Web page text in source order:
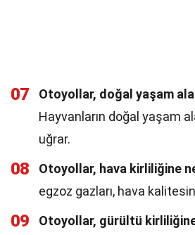
07
Otoyollar, doğal yaşam
Hayvanların doğal yaşam
uğrar.
08 Otoyollar, hava kirliliğine
egzoz gazları, hava
09 Otoyollar, gürültü